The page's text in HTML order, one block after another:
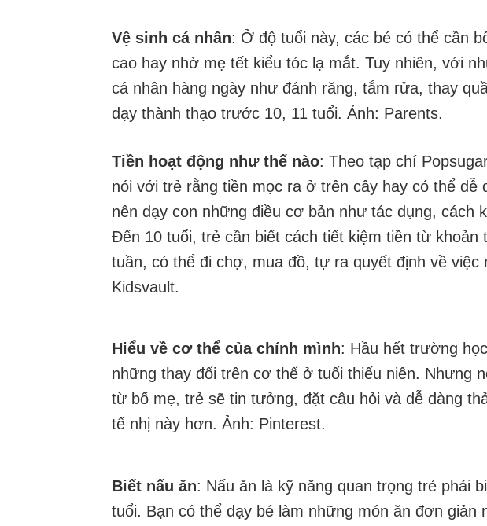
Vệ sinh cá nhân: Ở độ tuổi này, các bé có thể cần
cao hay nhờ mẹ tết kiểu tóc lạ mắt. Tuy nhiên, với
cá nhân hàng ngày như đánh răng, tắm rửa, thay
dạy thành thạo trước 10, 11 tuổi. Ảnh: Parents.
Tiền hoạt động như thế nào: Theo tạp chí
nói với trẻ rằng tiền mọc ra ở trên cây hay có thể dễ
nên dạy con những điều cơ bản như tác dụng, cách
Đến 10 tuổi, trẻ cần biết cách tiết kiệm tiền từ khoản
tuần, có thể đi chợ, mua đồ, tự ra quyết định về việc
Kidsvault.
Hiểu về cơ thể của chính mình: Hầu hết trường
những thay đổi trên cơ thể ở tuổi thiếu niên. Nhưng
từ bố mẹ, trẻ sẽ tin tưởng, đặt câu hỏi và dễ dàng
tế nhị này hơn. Ảnh: Pinterest.
Biết nấu ăn: Nấu ăn là kỹ năng quan trọng trẻ phải
tuổi. Bạn có thể dạy bé làm những món ăn đơn giản